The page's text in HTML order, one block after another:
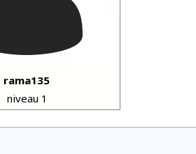
rama135
niveau 1